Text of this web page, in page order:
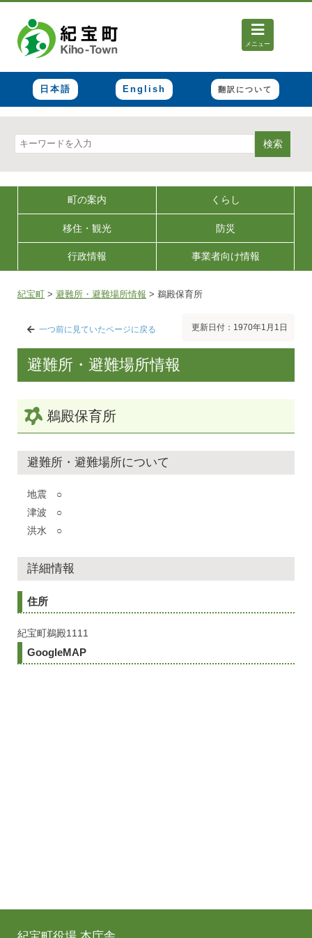
メニュー
日本語 English 翻訳について
検索
町の案内 くらし
移住・観光 防災
行政情報 事業者向け情報
紀宝町 > 避難所・避難場所情報 > 鵜殿保育所
一つ前に見ていたページに戻る 更新日付：1970年1月1日
避難所・避難場所情報
鵜殿保育所
避難所・避難場所について
地震 ○
津波 ○
洪水 ○
詳細情報
住所
紀宝町鵜殿1111
GoogleMAP